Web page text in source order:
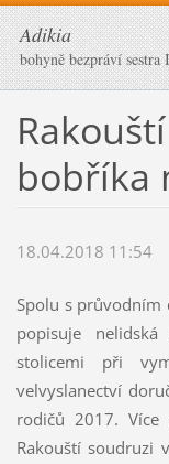
Adikia
bohyně bezpráví sestra
bobříka
18.04.2018 11:54
Spolu s průvodním
popisuje
stolicemi při
velvyslanectví
rodičů 2017.
Rakouští soudruzi